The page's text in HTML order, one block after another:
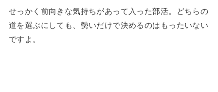
せっかく前向きな気持ちがあって入った部活。どちらの
道を選ぶにしても、勢いだけで決めるのはもったいない
ですよ。